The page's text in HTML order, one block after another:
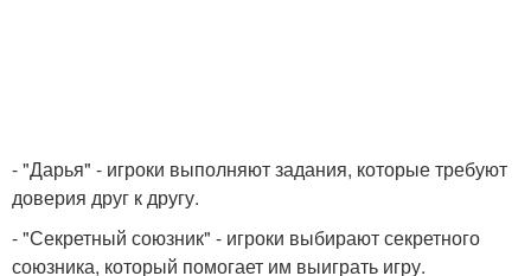
- "Дарья" - игроки выполняют задания, которые требуют
доверия друг к другу.
- "Секретный союзник" - игроки выбирают секретного
союзника, который помогает им выиграть игру.